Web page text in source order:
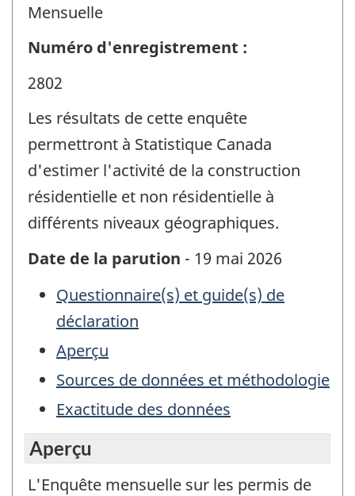
Mensuelle
Numéro d'enregistrement :
2802
Les résultats de cette enquête
permettront à Statistique Canada
d'estimer l'activité de la construction
résidentielle et non résidentielle à
différents niveaux géographiques.
Date de la parution - 19 mai 2026
Questionnaire(s) et guide(s) de
déclaration
Aperçu
Sources de données et méthodologie
Exactitude des données
Aperçu
L'Enquête mensuelle sur les permis de